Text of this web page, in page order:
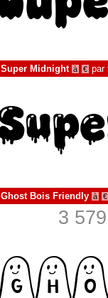
Super Midnight à € par
Ghost Bois Friendly à €
3